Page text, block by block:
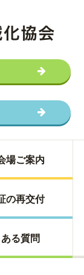
場ご案内
の再交付
る質問